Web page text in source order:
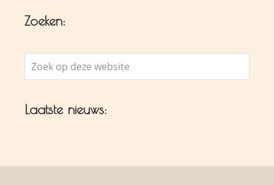
Zoeken:
Zoek
op
website
Laatste nieuws: